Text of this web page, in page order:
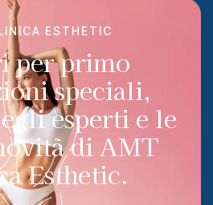
per primo
speciali,
esperti e le
di AMT
Esthetic.
ESTHETIC